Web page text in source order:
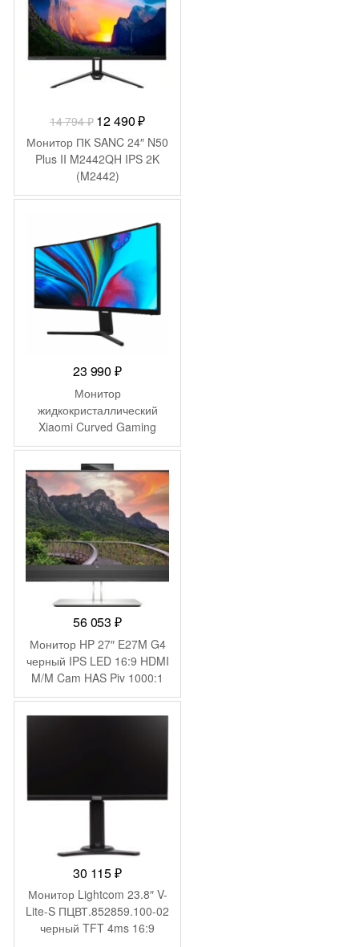
14 794₽ Первоначальная
цена
составляла
14
794 ₽.
12 490₽Текущая
цена:
12
Монитор ПК SANC 24″ N50
Plus II M2442QH IPS 2K
(M2442)
23 990₽
Монитор
жидкокристаллический
Xiaomi Curved Gaming
Monitor 30″ EU
(BHR5116GL)
56 053₽
Монитор HP 27″ E27M G4
черный IPS LED 16:9 HDMI
M/M Cam HAS Piv 1000:1
300cd 178гр/178гр
30 115₽
Монитор Lightcom 23.8″ V-
Lite-S ПЦВТ.852859.100-02
черный TFT 4ms 16:9